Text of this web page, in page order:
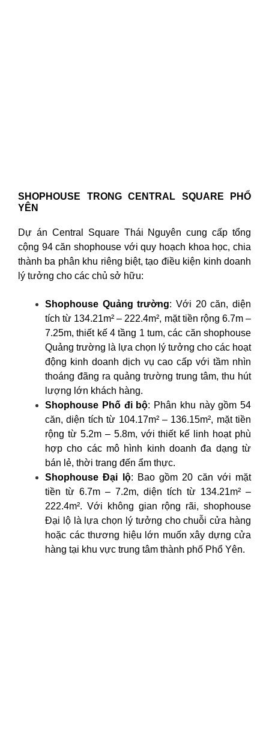
SHOPHOUSE TRONG CENTRAL SQUARE PHỔ
YÊN
Dự án Central Square Thái Nguyên cung cấp tổng
cộng 94 căn shophouse với quy hoạch khoa học, chia
thành ba phân khu riêng biệt, tạo điều kiện kinh doanh
lý tưởng cho các chủ sở hữu:
Shophouse Quảng trường: Với 20 căn, diện
tích từ 134.21m² – 222.4m², mặt tiền rộng 6.7m –
7.25m, thiết kế 4 tầng 1 tum, các căn shophouse
Quảng trường là lựa chọn lý tưởng cho các hoạt
động kinh doanh dịch vụ cao cấp với tầm nhìn
thoáng đãng ra quảng trường trung tâm, thu hút
lượng lớn khách hàng.
Shophouse Phố đi bộ: Phân khu này gồm 54
căn, diện tích từ 104.17m² – 136.15m², mặt tiền
rộng từ 5.2m – 5.8m, với thiết kế linh hoạt phù
hợp cho các mô hình kinh doanh đa dạng từ
bán lẻ, thời trang đến ẩm thực.
Shophouse Đại lộ: Bao gồm 20 căn với mặt
tiền từ 6.7m – 7.2m, diện tích từ 134.21m² –
222.4m². Với không gian rộng rãi, shophouse
Đại lộ là lựa chọn lý tưởng cho chuỗi cửa hàng
hoặc các thương hiệu lớn muốn xây dựng cửa
hàng tại khu vực trung tâm thành phố Phổ Yên.